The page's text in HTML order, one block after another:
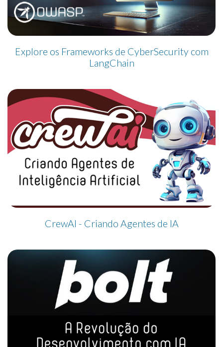
Explore os Frameworks de CyberSecurity com
LangChain
CrewAI - Criando Agentes de IA